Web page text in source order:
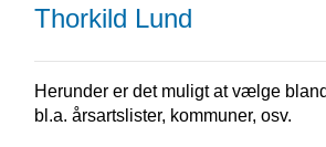
Thorkild Lund
Herunder er det muligt at vælge
bl.a. årsartslister, kommuner, osv.